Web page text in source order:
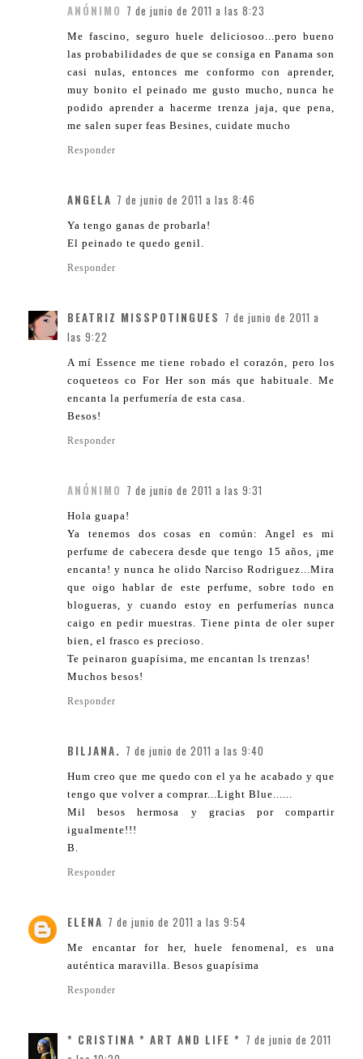
ANÓNIMO 7 de junio de 2011 a las 8:23
Me fascino, seguro huele deliciosoo...pero bueno
las probabilidades de que se consiga en Panama son
casi nulas, entonces me conformo con aprender,
muy bonito el peinado me gusto mucho, nunca he
podido aprender a hacerme trenza jaja, que pena,
me salen super feas Besines, cuidate mucho
Responder
ANGELA 7 de junio de 2011 a las 8:46
Ya tengo ganas de probarla!
El peinado te quedo genil.
Responder
BEATRIZ MISSPOTINGUES 7 de junio de 2011 a
las 9:22
A mí Essence me tiene robado el corazón, pero los
coqueteos co For Her son más que habituale. Me
encanta la perfumería de esta casa.
Besos!
Responder
ANÓNIMO 7 de junio de 2011 a las 9:31
Hola guapa!
Ya tenemos dos cosas en común: Angel es mi
perfume de cabecera desde que tengo 15 años, ¡me
encanta! y nunca he olido Narciso Rodriguez...Mira
que oigo hablar de este perfume, sobre todo en
blogueras, y cuando estoy en perfumerías nunca
caigo en pedir muestras. Tiene pinta de oler super
bien, el frasco es precioso.
Te peinaron guapísima, me encantan ls trenzas!
Muchos besos!
Responder
BILJANA. 7 de junio de 2011 a las 9:40
Hum creo que me quedo con el ya he acabado y que
tengo que volver a comprar...Light Blue......
Mil besos hermosa y gracias por compartir
igualmente!!!
B.
Responder
ELENA 7 de junio de 2011 a las 9:54
Me encantar for her, huele fenomenal, es una
auténtica maravilla. Besos guapísima
Responder
* CRISTINA * ART AND LIFE * 7 de junio de 2011